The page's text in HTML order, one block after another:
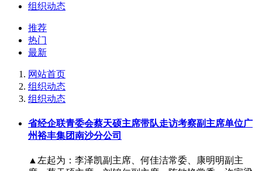
组织动态
推荐
热门
最新
网站首页
组织动态
组织动态
省经企联青委会蔡天硕主席带队走访考察副主席单位广
州裕丰集团南沙分公司
▲左起为：李泽凯副主席、何佳洁常委、康明明副主